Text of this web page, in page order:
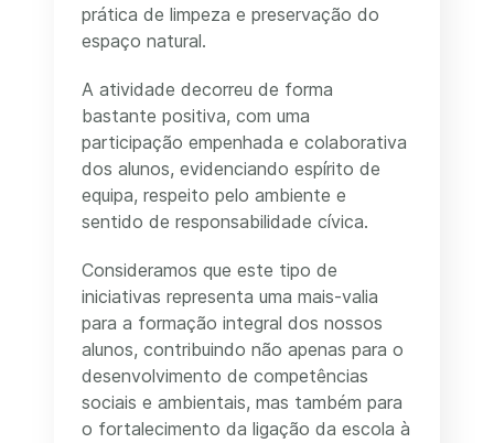
prática de limpeza e preservação do
espaço natural.
A atividade decorreu de forma
bastante positiva, com uma
participação empenhada e colaborativa
dos alunos, evidenciando espírito de
equipa, respeito pelo ambiente e
sentido de responsabilidade cívica.
Consideramos que este tipo de
iniciativas representa uma mais-valia
para a formação integral dos nossos
alunos, contribuindo não apenas para o
desenvolvimento de competências
sociais e ambientais, mas também para
o fortalecimento da ligação da escola à